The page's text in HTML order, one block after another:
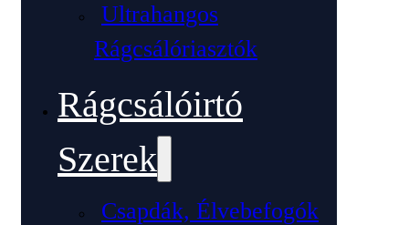
Ultrahangos
Rágcsálóriasztók
Rágcsálóirtó
Szerek
Csapdák, Élvebefogók